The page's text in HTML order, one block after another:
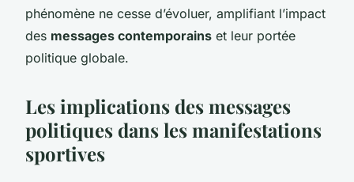
phénomène ne cesse d’évoluer, amplifiant l’impact
des messages contemporains et leur portée
politique globale.
Les implications des messages
politiques dans les manifestations
sportives